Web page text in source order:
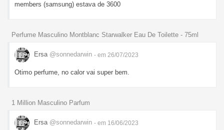
members (samsung) estava de 3600
Perfume Masculino Montblanc Starwalker Eau De Toilette - 75ml
Ersa @sonnedarwin - em 26/07/2023
Otimo perfume, no calor vai super bem.
1 Million Masculino Parfum
Ersa @sonnedarwin - em 16/06/2023